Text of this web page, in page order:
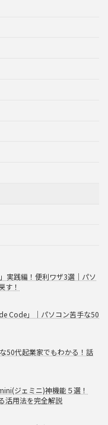
実践編！便利ワザ3選｜パソ
す！
Code」｜パソコン苦手な50
50代起業家でもわかる！話
ジェミニ)神機能５選！
活用法を完全解説